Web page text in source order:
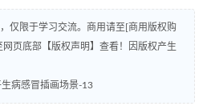
仅限于学习交流。商用请至[商用版权购
页底部【版权声明】查看！因版权产生
生病感冒插画场景-13